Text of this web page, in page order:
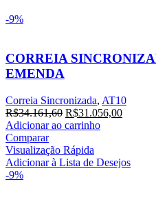
-9%
CORREIA
EMENDA
Correia Sincronizada, AT10
R$34.161,60 R$31.056,00
Adicionar ao carrinho
Comparar
Visualização Rápida
Adicionar à Lista de Desejos
-9%